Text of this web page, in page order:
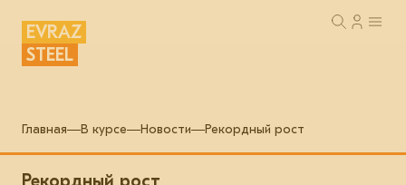
EVRAZ
STEEL
Главная В курсе Новости Рекордный рост